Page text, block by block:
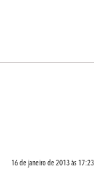
16 de janeiro de 2013 às 17:23